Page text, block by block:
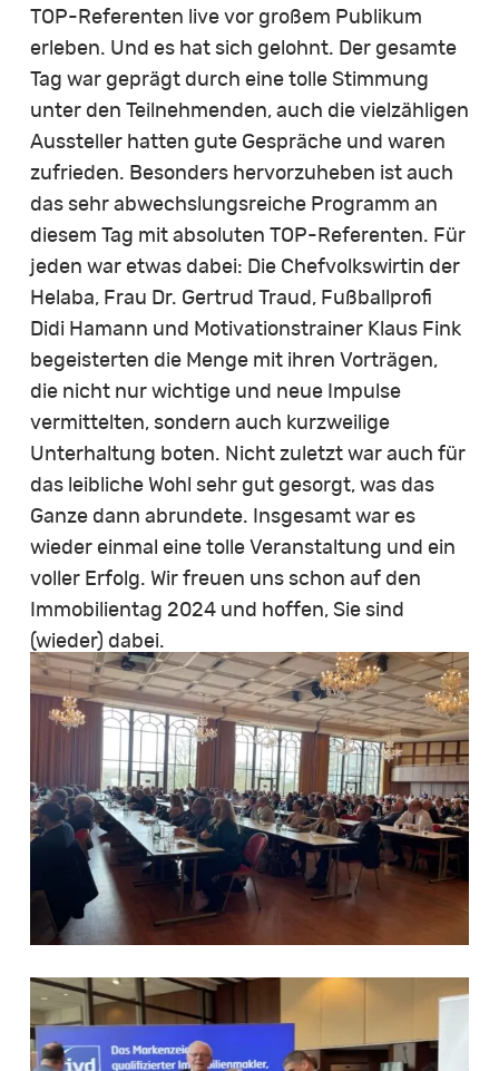
TOP-Referenten live vor großem Publikum
erleben. Und es hat sich gelohnt. Der gesamte
Tag war geprägt durch eine tolle Stimmung
unter den Teilnehmenden, auch die vielzähligen
Aussteller hatten gute Gespräche und waren
zufrieden. Besonders hervorzuheben ist auch
das sehr abwechslungsreiche Programm an
diesem Tag mit absoluten TOP-Referenten. Für
jeden war etwas dabei: Die Chefvolkswirtin der
Helaba, Frau Dr. Gertrud Traud, Fußballprofi
Didi Hamann und Motivationstrainer Klaus Fink
begeisterten die Menge mit ihren Vorträgen,
die nicht nur wichtige und neue Impulse
vermittelten, sondern auch kurzweilige
Unterhaltung boten. Nicht zuletzt war auch für
das leibliche Wohl sehr gut gesorgt, was das
Ganze dann abrundete. Insgesamt war es
wieder einmal eine tolle Veranstaltung und ein
voller Erfolg. Wir freuen uns schon auf den
Immobilientag 2024 und hoffen, Sie sind
(wieder) dabei.